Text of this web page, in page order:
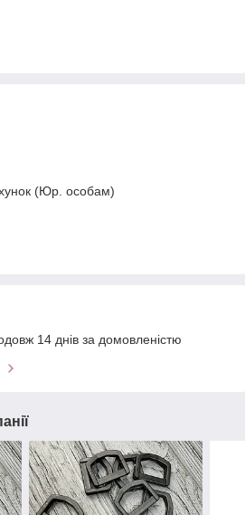
(Юр. особам)
14 днів за домовленістю